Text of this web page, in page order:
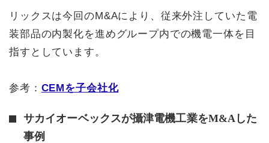
リックスは今回のM&Aにより、従来外注していた電
装部品の内製化を進めグループ内での機電一体を目
指すとしています。
参考： CEMを子会社化
サカイオーベックスが攝津電機工業をM&Aした
事例